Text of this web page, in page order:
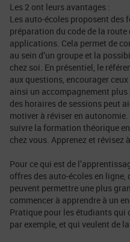
Les 2 ont leurs avantages :
Les auto-écoles proposent des
préparation du code de la
applications. Cela permet de
au sein d’un groupe et la
chez soi. En présentiel, le
aux questions, encourager
ainsi un accompagnement
des horaires de sessions peut
motiver à réviser en
suivre la formation théorique
chez vous. Apprenez et révisez
Pour ce qui est de
offres des auto-écoles en ligne,
peuvent permettre une plus
commencer à apprendre à un
Pratique pour les étudiants qui
par exemple, et qui veulent de